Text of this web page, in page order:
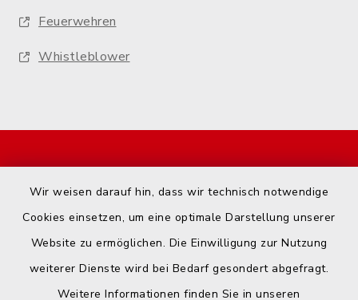
Wir weisen darauf hin, dass wir technisch notwendige
Cookies einsetzen, um eine optimale Darstellung unserer
Website zu ermöglichen. Die Einwilligung zur Nutzung
weiterer Dienste wird bei Bedarf gesondert abgefragt.
Weitere Informationen finden Sie in unseren
Feuerwehren
Whistleblower
Kontakt